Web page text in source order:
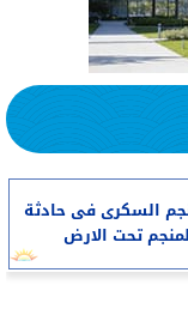
السكرى فى حادثة
تحت الارض